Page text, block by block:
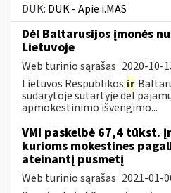
DUK: DUK - Apie i.MAS
Dėl Baltarusijos įmonės
Lietuvoje
Web turinio sąrašas 2020-10-
Lietuvos Respublikos ir
sudarytoje sutartyje dėl
apmokestinimo išvengimo...
VMI paskelbė 67,4 tūkst.
kurioms mokestines
ateinantį pusmetį
Web turinio sąrašas 2021-01-